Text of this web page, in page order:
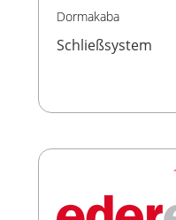
Dormakaba
Schließsystem